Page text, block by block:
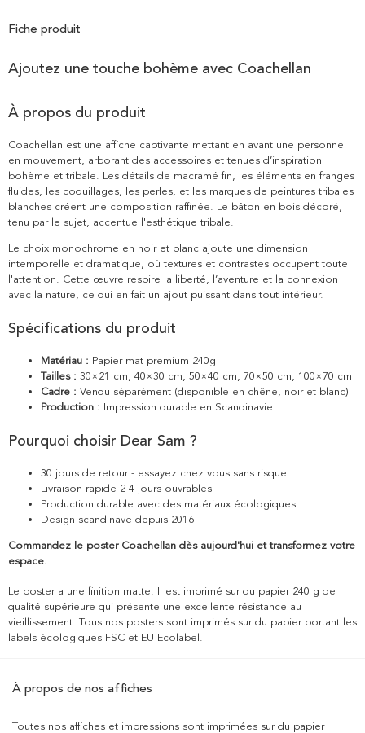
Fiche produit
Ajoutez une touche bohème avec Coachellan
À propos du produit
Coachellan est une affiche captivante mettant en avant une personne
en mouvement, arborant des accessoires et tenues d’inspiration
bohème et tribale. Les détails de macramé fin, les éléments en franges
fluides, les coquillages, les perles, et les marques de peintures tribales
blanches créent une composition raffinée. Le bâton en bois décoré,
tenu par le sujet, accentue l'esthétique tribale.
Le choix monochrome en noir et blanc ajoute une dimension
intemporelle et dramatique, où textures et contrastes occupent toute
l'attention. Cette œuvre respire la liberté, l’aventure et la connexion
avec la nature, ce qui en fait un ajout puissant dans tout intérieur.
Spécifications du produit
Matériau : Papier mat premium 240g
Tailles : 30×21 cm, 40×30 cm, 50×40 cm, 70×50 cm, 100×70 cm
Cadre : Vendu séparément (disponible en chêne, noir et blanc)
Production : Impression durable en Scandinavie
Pourquoi choisir Dear Sam ?
30 jours de retour - essayez chez vous sans risque
Livraison rapide 2-4 jours ouvrables
Production durable avec des matériaux écologiques
Design scandinave depuis 2016
Commandez le poster Coachellan dès aujourd'hui et transformez votre
espace.
Le poster a une finition matte. Il est imprimé sur du papier 240 g de
qualité supérieure qui présente une excellente résistance au
vieillissement. Tous nos posters sont imprimés sur du papier portant les
labels écologiques FSC et EU Ecolabel.
À propos de nos affiches
Toutes nos affiches et impressions sont imprimées sur du papier